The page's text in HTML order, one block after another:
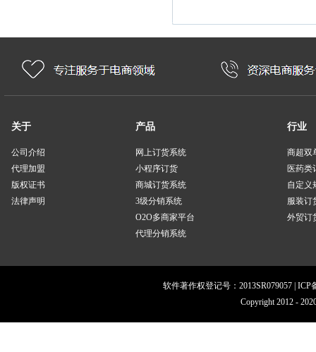
关于
公司介绍
代理加盟
版权证书
法律声明
产品
网上订货系统
小程序订货
商城订货系统
3级分销系统
O2O多商家平台
代理分销系统
行业
商超双
医药类
自定义
服装订
外贸订
软件著作权登记号：2013SR079057 | ICP
Copyright 2012 -